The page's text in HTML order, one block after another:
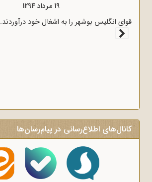
19 مرداد 1294
قوای انگلیس بوشهر را به اشغال خود درآوردند.
کانال‌های اطلاع‌رسانی در پیام‌رسان‌ها